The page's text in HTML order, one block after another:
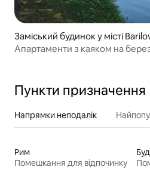
Заміський будинок у місті
Апартаменти з каяком на
Пункти призначення
Напрямки неподалік
Рим
Помешкання для відпочинку